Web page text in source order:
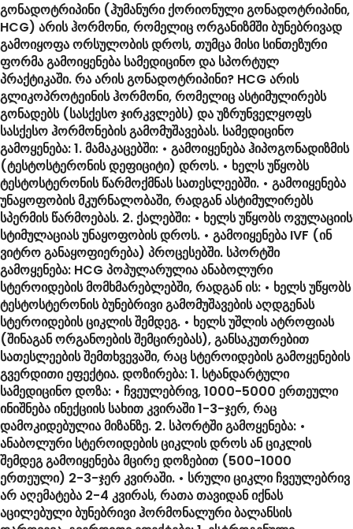
გონადოტრიპინი (ჰუმანური ქორიონული გონადოტრიპინი,
HCG) არის ჰორმონი, რომელიც ორგანიზმში ბუნებრივად
გამოიყოფა ორსულობის დროს, თუმცა მისი სინთეზური
ფორმა გამოიყენება სამედიცინო და სპორტულ
პრაქტიკაში. რა არის გონადოტრიპინი? HCG არის
გლიკოპროტეინის ჰორმონი, რომელიც ასტიმულირებს
გონადებს (სასქესო ჯირკვლებს) და უზრუნველყოფს
სასქესო ჰორმონების გამომუშავებას. სამედიცინო
გამოყენება: 1. მამაკაცებში: • გამოიყენება ჰიპოგონადიზმის
(ტესტოსტერონის დეფიციტი) დროს. • ხელს უწყობს
ტესტოსტერონის წარმოქმნას სათესლეებში. • გამოიყენება
უნაყოფობის მკურნალობაში, რადგან ასტიმულირებს
სპერმის წარმოებას. 2. ქალებში: • ხელს უწყობს ოვულაციის
სტიმულაციას უნაყოფობის დროს. • გამოიყენება IVF (ინ
ვიტრო განაყოფიერება) პროცესებში. სპორტში
გამოყენება: HCG პოპულარულია ანაბოლური
სტეროიდების მომხმარებლებში, რადგან ის: • ხელს უწყობს
ტესტოსტერონის ბუნებრივი გამომუშავების აღდგენას
სტეროიდების ციკლის შემდეგ. • ხელს უშლის ატროფიას
(შინაგან ორგანოების შემცირებას), განსაკუთრებით
სათესლეების შემთხვევაში, რაც სტეროიდების გამოყენების
გვერდითი ეფექტია. დოზირება: 1. სტანდარტული
სამედიცინო დოზა: • ჩვეულებრივ, 1000-5000 ერთეული
ინიშნება ინექციის სახით კვირაში 1-3-ჯერ, რაც
დამოკიდებულია მიზანზე. 2. სპორტში გამოყენება: •
ანაბოლური სტეროიდების ციკლის დროს ან ციკლის
შემდეგ გამოიყენება მცირე დოზებით (500-1000
ერთეული) 2-3-ჯერ კვირაში. • სრული ციკლი ჩვეულებრივ
არ აღემატება 2-4 კვირას, რათა თავიდან იქნას
აცილებული ბუნებრივი ჰორმონალური ბალანსის